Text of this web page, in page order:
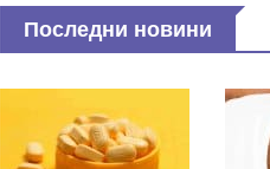
Последни новини